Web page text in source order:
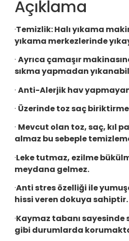
Açıklama
·Temizlik:Halı yıkama
yıkama merkezlerinde
· Ayrıca çamaşır
sıkma yapmadan
· Anti-Alerjik hav
· Üzerinde toz saç
· Mevcut olan toz, saç, kıl
almaz bu sebeple
·Leke tutmaz, ezilme
meydana gelmez.
·Anti stres özelliği ile
hissi veren dokuya sahiptir.
·Kaymaz tabanı sayesinde
gibi durumlarda